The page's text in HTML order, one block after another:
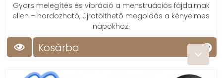
Gyors melegítés és vibráció a menstruációs fájdalmak
ellen – hordozható, újratölthető megoldás a kényelmes
napokhoz.
Kosárba